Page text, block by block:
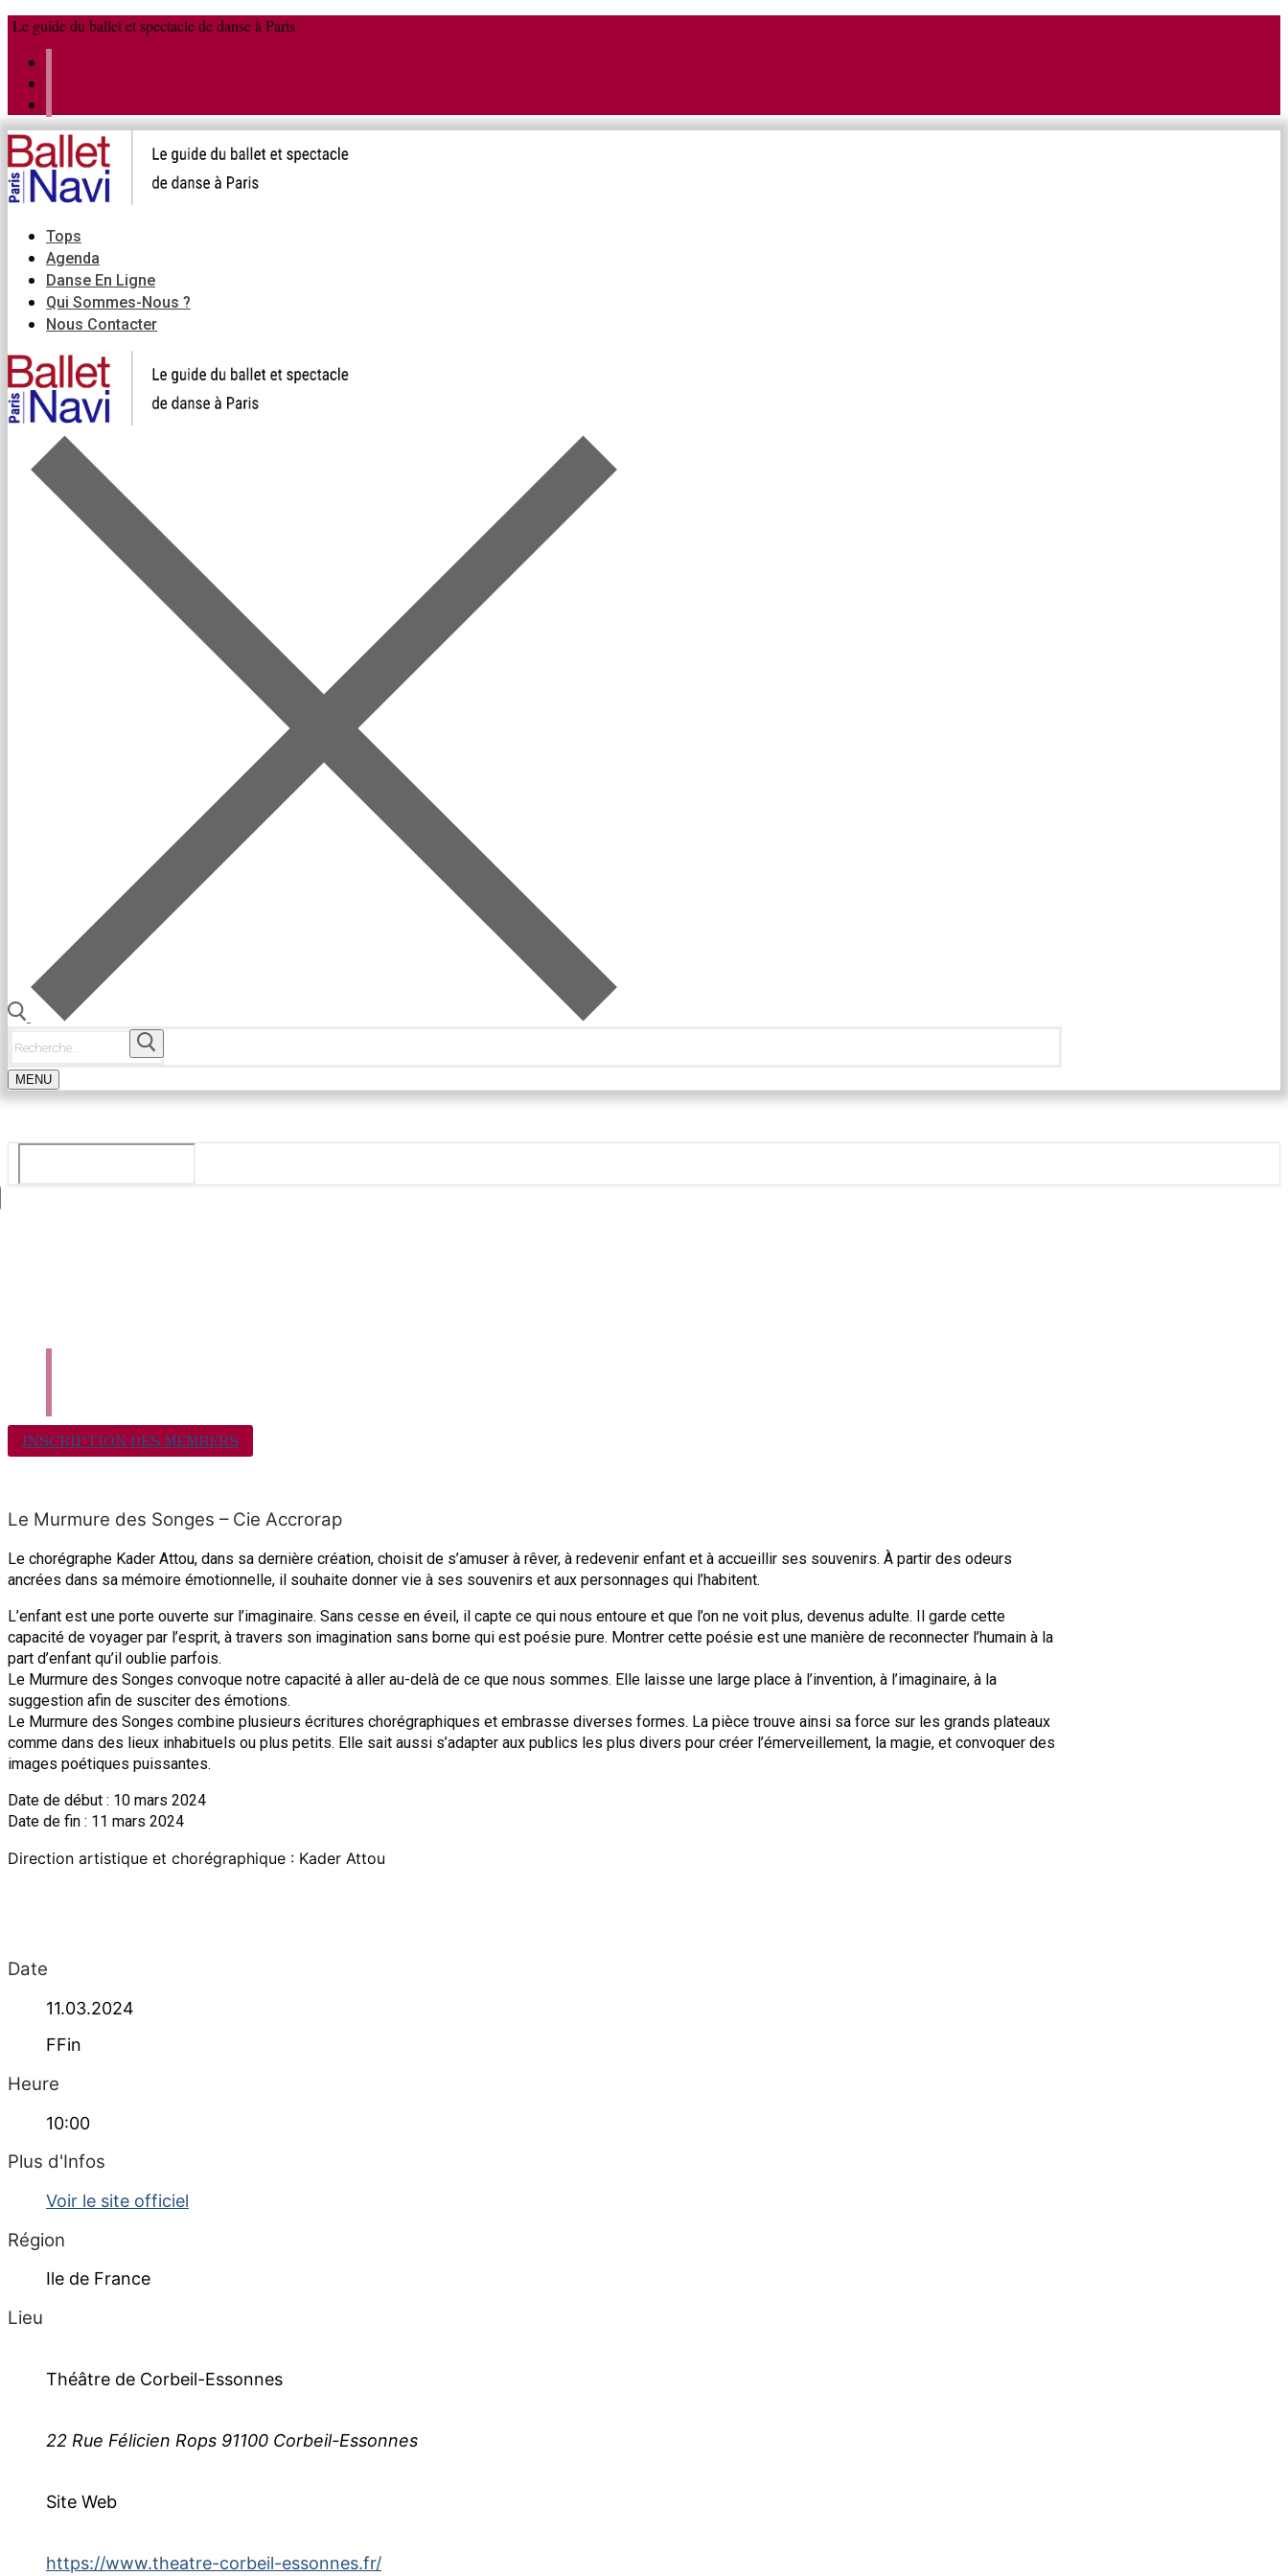
Aller
contenu
Menu
Fermer
Le guide du ballet et spectacle de danse à Paris
Tops
Agenda
Danse En Ligne
Qui Sommes-Nous ?
Nous Contacter
Rechercher
MENU
INSCRIPTION DES MEMBERS
Le Murmure des Songes – Cie Accrorap
Le chorégraphe Kader Attou, dans sa dernière création, choisit de s’amuser à rêver, à redevenir enfant et à accueillir ses souvenirs. À partir des odeurs
ancrées dans sa mémoire émotionnelle, il souhaite donner vie à ses souvenirs et aux personnages qui l’habitent.
L’enfant est une porte ouverte sur l’imaginaire. Sans cesse en éveil, il capte ce qui nous entoure et que l’on ne voit plus, devenus adulte. Il garde cette
capacité de voyager par l’esprit, à travers son imagination sans borne qui est poésie pure. Montrer cette poésie est une manière de reconnecter l’humain à la
part d’enfant qu’il oublie parfois.
Le Murmure des Songes convoque notre capacité à aller au-delà de ce que nous sommes. Elle laisse une large place à l’invention, à l’imaginaire, à la
suggestion afin de susciter des émotions.
Le Murmure des Songes combine plusieurs écritures chorégraphiques et embrasse diverses formes. La pièce trouve ainsi sa force sur les grands plateaux
comme dans des lieux inhabituels ou plus petits. Elle sait aussi s’adapter aux publics les plus divers pour créer l’émerveillement, la magie, et convoquer des
images poétiques puissantes.
Date de début : 10 mars 2024
Date de fin : 11 mars 2024
Direction artistique et chorégraphique : Kader Attou
Date
11.03.2024
FFin
Heure
10:00
Plus d'Infos
Voir le site officiel
Région
Ile de France
Lieu
Théâtre de Corbeil-Essonnes
22 Rue Félicien Rops 91100 Corbeil-Essonnes
Site Web
https://www.theatre-corbeil-essonnes.fr/